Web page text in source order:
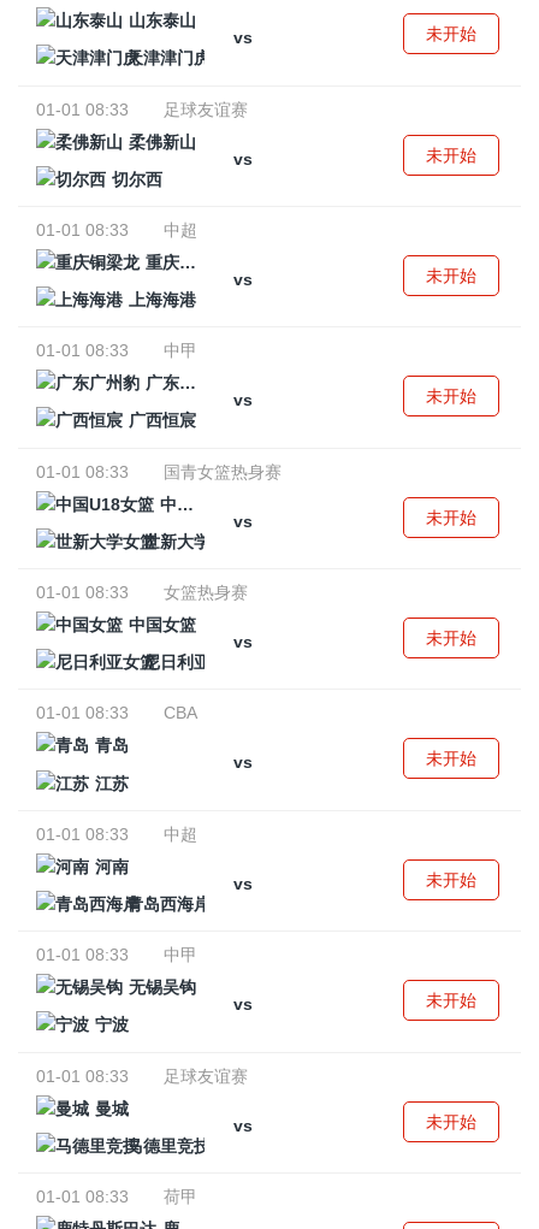
山东泰山
vs
天津津门虎
未开始
01-01 08:33
足球友谊赛
柔佛新山
vs
切尔西
未开始
01-01 08:33
中超
重庆铜梁龙
vs
上海海港
未开始
01-01 08:33
中甲
广东广州豹
vs
广西恒宸
未开始
01-01 08:33
国青女篮热身赛
中国U18女篮
vs
世新大学女篮
未开始
01-01 08:33
女篮热身赛
中国女篮
vs
尼日利亚女篮
未开始
01-01 08:33
CBA
青岛
vs
江苏
未开始
01-01 08:33
中超
河南
vs
青岛西海岸
未开始
01-01 08:33
中甲
无锡吴钩
vs
宁波
未开始
01-01 08:33
足球友谊赛
曼城
vs
马德里竞技
未开始
01-01 08:33
荷甲